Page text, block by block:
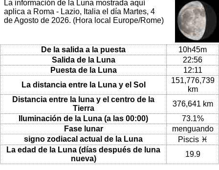
La información de la Luna mostrada aquí
aplica a Roma - Lazio, Italia el día Martes, 4
de Agosto de 2026. (Hora local Europe/Rome)
De la salida a la puesta
10h45m
Salida de la Luna
22:56
Puesta de la Luna
12:11
La distancia entre la Luna y el Sol
151,776,739
km
Distancia entre la luna y el centro de la
Tierra
376,641 km
Iluminación de la Luna (a las 00:00)
73.1%
Fase lunar
menguando
signo zodiacal actual de la Luna
Piscis ♓
La edad de la Luna (días después de luna
nueva)
19.9